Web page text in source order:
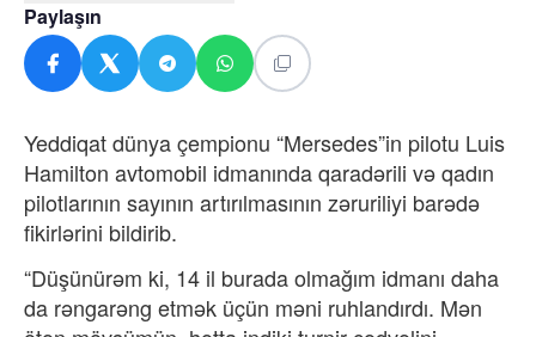
Paylaşın
Yeddiqat dünya çempionu “Mersedes”in pilotu Luis
Hamilton avtomobil idmanında qaradərili və qadın
pilotlarının sayının artırılmasının zəruriliyi barədə
fikirlərini bildirib.
“Düşünürəm ki, 14 il burada olmağım idmanı daha
da rəngarəng etmək üçün məni ruhlandırdı. Mən